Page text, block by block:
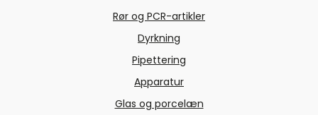
Rør og PCR-artikler
Dyrkning
Pipettering
Apparatur
Glas og porcelæn